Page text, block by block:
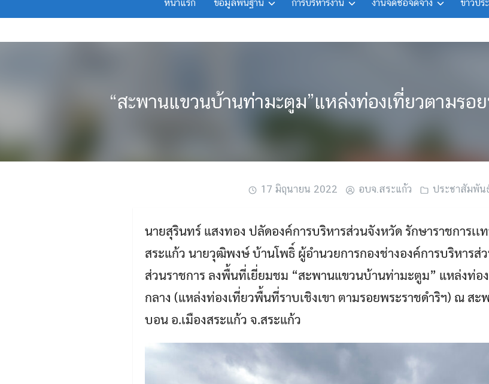
หน้าแรก ข้อมูลพื้นฐาน การบริหารงาน งานจัดซื้อจัดจ้าง ข่าวปร
“สะพานแขวนบ้านท่ามะตูม”แหล่งท่องเที่ยวตามรอ
17 มิถุนายน 2022 อบจ.สระแก้ว ประชาสัมพัน
นายสุรินทร์ แสงทอง ปลัดองค์การบริหารส่วนจังหวัด รักษาราชการเ
สระแก้ว นายวุฒิพงษ์ บ้านโพธิ์ ผู้อำนวยการกองช่างองค์การบริหาร
ส่วนราชการ ลงพื้นที่เยี่ยมชม “สะพานแขวนบ้านท่ามะตูม” แหล่งท่อ
กลาง (แหล่งท่องเที่ยวพื้นที่ราบเชิงเขา ตามรอยพระราชดำริฯ) ณ ส
บอน อ.เมืองสระแก้ว จ.สระแก้ว